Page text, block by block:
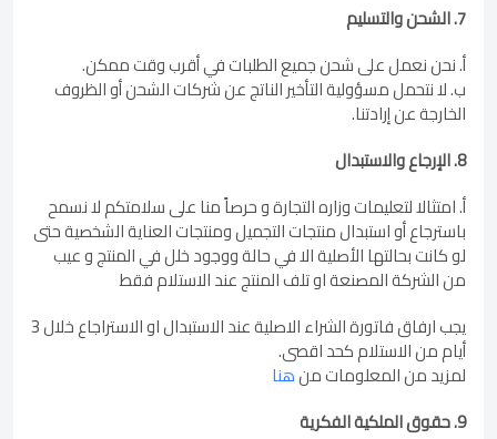
7. الشحن والتسليم
أ. نحن نعمل على شحن جميع الطلبات في أقرب وقت ممكن.
ب. لا نتحمل مسؤولية التأخير الناتج عن شركات الشحن أو الظروف
الخارجة عن إرادتنا.
8. الإرجاع والاستبدال
أ. امتثالا لتعليمات وزاره التجارة و حرصاً منا على سلامتكم لا نسمح
باسترجاع أو استبدال منتجات التجميل ومنتجات العناية الشخصية حتى
لو كانت بحالتها الأصلية الا في حالة ووجود خلل في المنتج و عيب
من الشركة المصنعة او تلف المنتج عند الاستلام فقط
يجب ارفاق فاتورة الشراء الاصلية عند الاستبدال او الاستراجاع خلال 3
أيام من الاستلام كحد اقصى.
لمزيد من المعلومات منهنا
9. حقوق الملكية الفكرية